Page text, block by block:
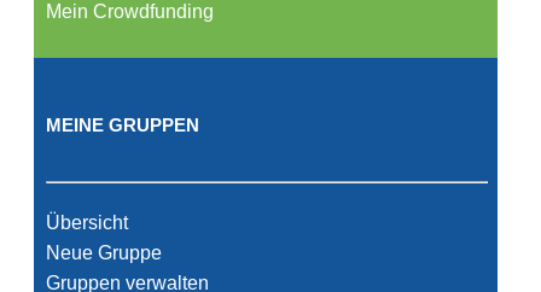
Mein Crowdfunding
MEINE GRUPPEN
Übersicht
Neue Gruppe
Gruppen verwalten